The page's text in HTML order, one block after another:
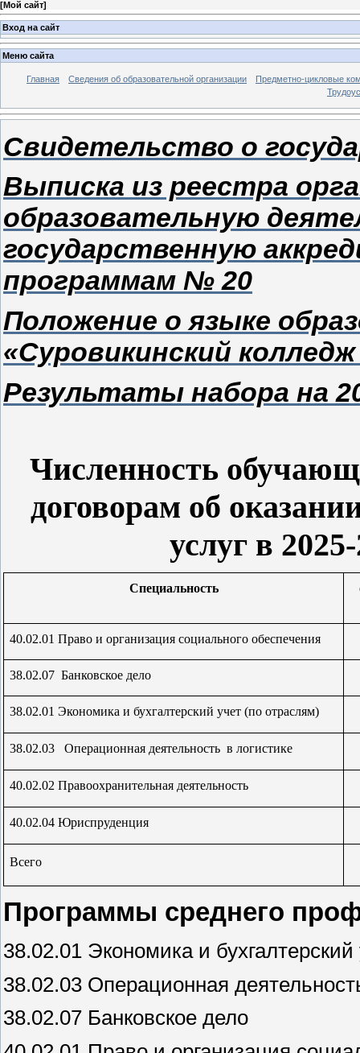
[Мой сайт]
Вход на сайт
Меню сайта
Главная Сведения об образовательной организации
Предметно-цикловые
Свидетельство о
Выписка из реестра
образовательную
государственную
программам № 20
Положение о языке
«Суровикинский колледж
Результаты набора на
Численность
договорам об
услуг в
Специальность
40.02.01 Право и организация социального обеспечения
38.02.07 Банковское дело
38.02.01 Экономика и бухгалтерский учет (по отраслям)
38.02.03 Операционная деятельность в логистике
40.02.02 Правоохранительная деятельность
40.02.04 Юриспруденция
Всего
Программы среднего
38.02.01 Экономика и
38.02.03 Операционная
38.02.07 Банковское дело